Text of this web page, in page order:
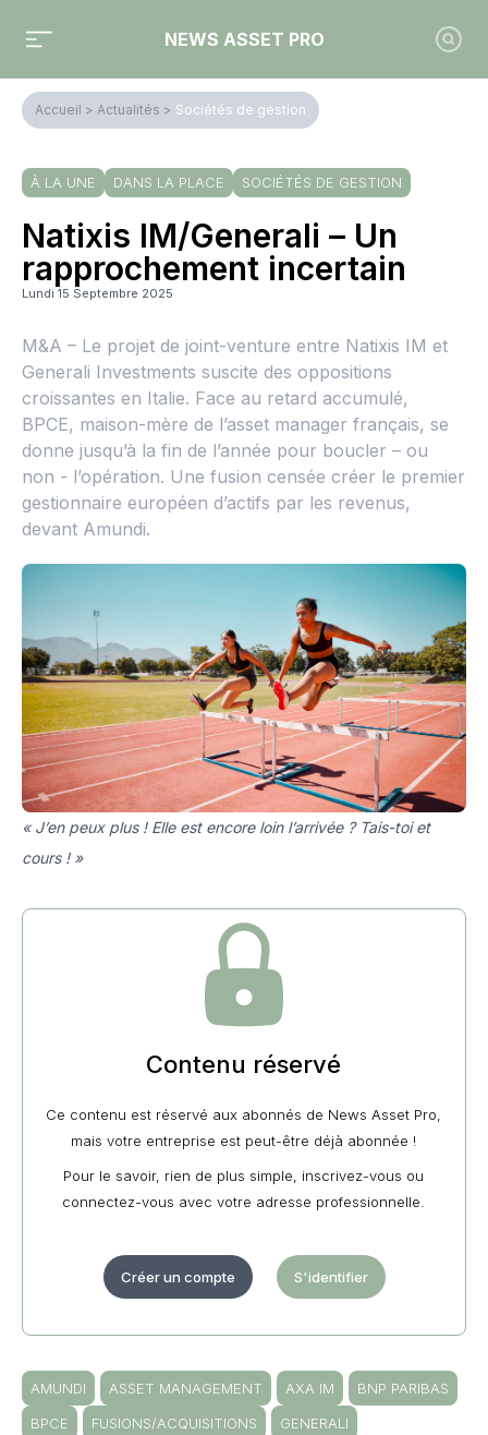
NEWS ASSET PRO
Accueil > Actualités > Sociétés de gestion
À LA UNE DANS LA PLACE SOCIÉTÉS DE GESTION
Natixis IM/Generali – Un
rapprochement incertain
Lundi 15 Septembre 2025
M&A – Le projet de joint-venture entre Natixis IM et
Generali Investments suscite des oppositions
croissantes en Italie. Face au retard accumulé,
BPCE, maison-mère de l’asset manager français, se
donne jusqu’à la fin de l’année pour boucler – ou
non - l’opération. Une fusion censée créer le premier
gestionnaire européen d’actifs par les revenus,
devant Amundi.
« J’en peux plus ! Elle est encore loin l’arrivée ? Tais-toi et
cours ! »
Contenu réservé
Ce contenu est réservé aux abonnés de News Asset Pro,
mais votre entreprise est peut-être déjà abonnée !
Pour le savoir, rien de plus simple, inscrivez-vous ou
connectez-vous avec votre adresse professionnelle.
Créer un compte S'identifier
AMUNDI ASSET MANAGEMENT AXA IM
BNP PARIBAS
BPCE
FUSIONS/ACQUISITIONS
GENERALI